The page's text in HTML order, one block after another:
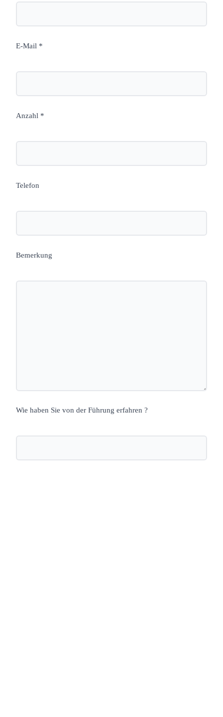
E-Mail *
Anzahl *
Telefon
Bemerkung
Wie haben Sie von der Führung erfahren ?